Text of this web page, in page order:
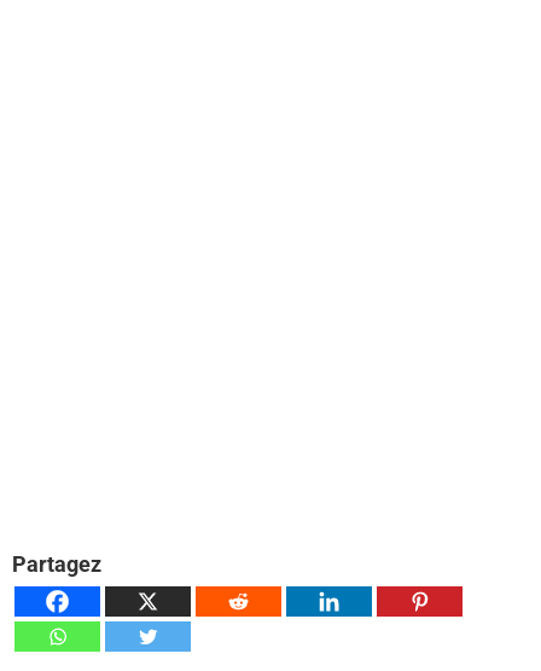
Partagez